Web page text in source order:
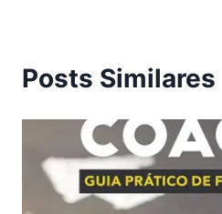
Posts Similares